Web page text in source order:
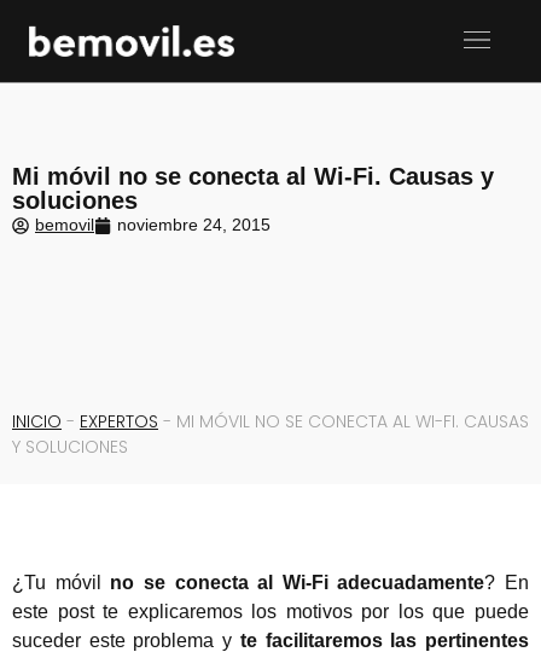
INICIO - EXPERTOS - MI MÓVIL NO SE CONECTA AL WI-FI. CAUSAS
Y SOLUCIONES
Mi móvil no se conecta al Wi-Fi. Causas y
soluciones
bemovil noviembre 24, 2015
¿Tu móvil no se conecta al Wi-Fi adecuadamente? En
este post te explicaremos los motivos por los que puede
suceder este problema y te facilitaremos las pertinentes